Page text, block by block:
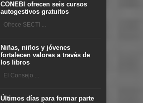
CONEBI ofrecen seis cursos
autogestivos gratuitos
Ofrece SECTI ...
Niñas, niños y jóvenes
fortalecen valores a través de
los libros
El Consejo ...
Últimos días para formar parte